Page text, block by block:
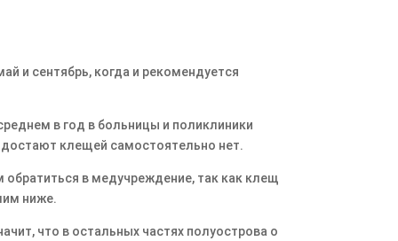
и сентябрь, когда и рекомендуется
в год в больницы и поликлиники
клещей самостоятельно нет.
в медучреждение, так как клещ
ниже.
что в остальных частях полуострова о